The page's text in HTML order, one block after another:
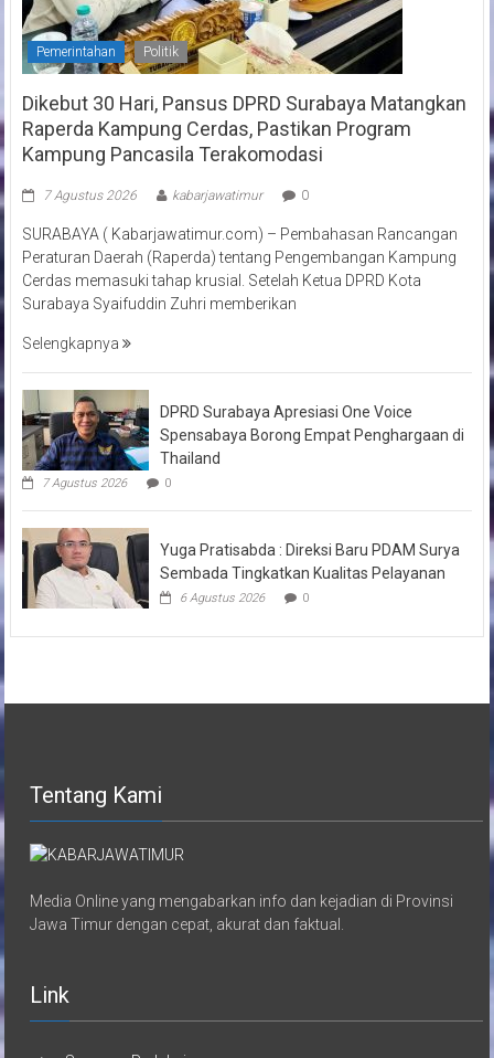
Pemerintahan Politik
Dikebut 30 Hari, Pansus DPRD Surabaya Matangkan
Raperda Kampung Cerdas, Pastikan Program
Kampung Pancasila Terakomodasi
7 Agustus 2026 kabarjawatimur 0
SURABAYA ( Kabarjawatimur.com) – Pembahasan Rancangan
Peraturan Daerah (Raperda) tentang Pengembangan Kampung
Cerdas memasuki tahap krusial. Setelah Ketua DPRD Kota
Surabaya Syaifuddin Zuhri memberikan
Selengkapnya
DPRD Surabaya Apresiasi One Voice
Spensabaya Borong Empat Penghargaan di
Thailand
7 Agustus 2026 0
Yuga Pratisabda : Direksi Baru PDAM Surya
Sembada Tingkatkan Kualitas Pelayanan
6 Agustus 2026 0
Tentang Kami
Media Online yang mengabarkan info dan kejadian di Provinsi
Jawa Timur dengan cepat, akurat dan faktual.
Link